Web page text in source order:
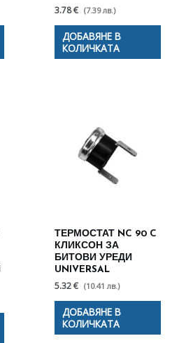
3.78 € (7.39 лв.)
ДОБАВЯНЕ В
КОЛИЧКАТА
ТЕРМОСТАТ NC 90 C
КЛИКСОН ЗА
БИТОВИ УРЕДИ
UNIVERSAL
5.32 € (10.41 лв.)
ДОБАВЯНЕ В
КОЛИЧКАТА